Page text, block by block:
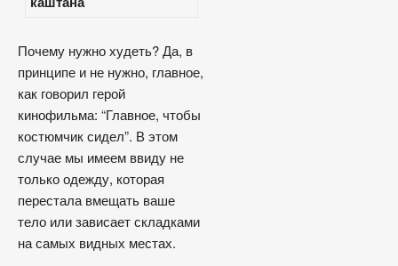
Почему нужно худеть? Да, в
принципе и не нужно, главное,
как говорил герой
кинофильма: “Главное, чтобы
костюмчик сидел”. В этом
случае мы имеем ввиду не
только одежду, которая
перестала вмещать ваше
тело или зависает складками
на самых видных местах.